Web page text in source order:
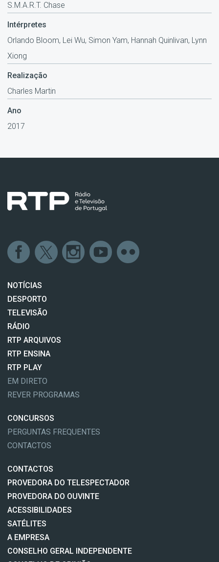
S.M.A.R.T. Chase
Intérpretes
Orlando Bloom, Lei Wu, Simon Yam, Hannah Quinlivan, Lynn
Xiong
Realização
Charles Martin
Ano
2017
NOTÍCIAS
DESPORTO
TELEVISÃO
RÁDIO
RTP ARQUIVOS
RTP ENSINA
RTP PLAY
EM DIRETO
REVER PROGRAMAS
CONCURSOS
PERGUNTAS FREQUENTES
CONTACTOS
CONTACTOS
PROVEDORA DO TELESPECTADOR
PROVEDORA DO OUVINTE
ACESSIBILIDADES
SATÉLITES
A EMPRESA
CONSELHO GERAL INDEPENDENTE